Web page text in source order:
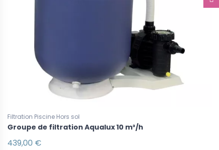
Filtration Piscine Hors sol
Groupe de filtration Aqualux 10 m³/h
439,00 €